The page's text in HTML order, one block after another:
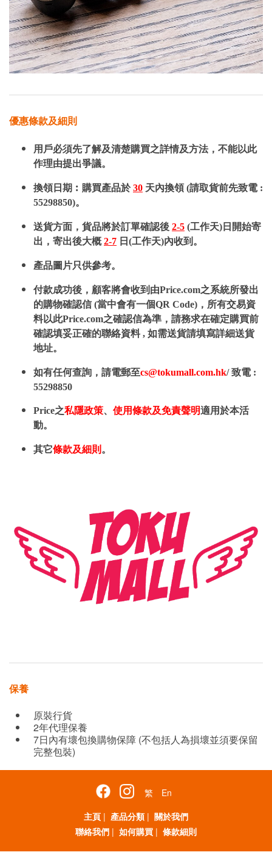
優惠條款及細則
用戶必須先了解及清楚購買之詳情及方法，不能以此
作理由提出爭議。
換領日期︰購買產品於30 天內換領 (請取貨前先致電 :
55298850)。
送貨方面，貨品將於訂單確認後 2-5 (工作天)日開始寄
出，寄出後大概2-7 日(工作天)內收到。
產品圖片只供參考。
付款成功後，顧客將會收到由Price.com之系統所發出
的購物確認信 (當中會有一個QR Code)，所有交易資
料以此Price.com之確認信為準，請務求在確定購買前
確認填妥正確的聯絡資料 , 如需送貨請填寫詳細送貨
地址。
如有任何查詢，請電郵至cs@tokumall.com.hk/ 致電 :
55298850
Price之私隱政策、 使用條款及免責聲明適用於本活
動。
其它條款及細則 。
保養
原裝行貨
2年代理保養
7日內有壞包換購物保障 (不包括人為損壞並須要保留
完整包裝)
繁
En
主頁 | 產品分類 | 關於我們
聯絡我們 | 如何購買 | 條款細則